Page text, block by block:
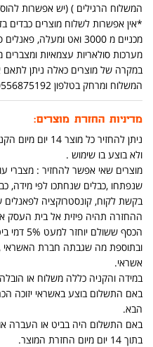
המשלוח הרגילים ) (יש אפשרות
*אין אפשרות לשלוח מוצרים כבדים
מערכות סולאריות עצמאיות ומצברים מעל 30
במקרה של מוצרים כאלה ניתן לתאם
המשלוח ומרחק בטלפון 0556875192
מדיניות החזרת מוצרים:
ניתן להחזיר כל
ולא בוצע בו שימוש .
מוצרים שאי אפשר להחזיר : מצברי
שנפתחו ,כבלים שנחתכו לפי מידה,
בקשת לקוח, קונסטרוקציה
ההחזרה תהיה פיזית אל בית העסק
ובתוספת מה שגבתה חברת האשראי
אשראי.
במידה והקניה כללה משלוח או
באם התשלום בוצע באשראי יזוכה
הבא.
באם התשלום היה בביט או העברה
בתוך 14 יום מיום החזרת המוצר.